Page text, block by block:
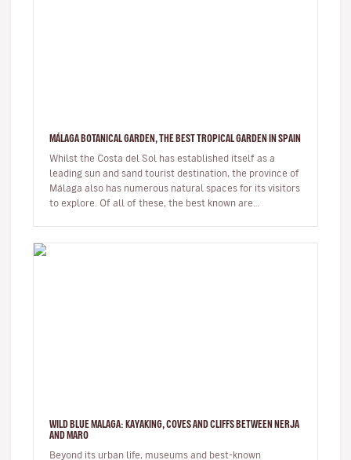
MÁLAGA BOTANICAL GARDEN, THE BEST TROPICAL GARDEN IN SPAIN
Whilst the Costa del Sol has established itself as a
leading sun and sand tourist destination, the province of
Málaga also has numerous natural spaces for its visitors
to explore. Of all of these, the best known are
WILD BLUE MALAGA: KAYAKING, COVES AND CLIFFS BETWEEN NERJA
AND MARO
Beyond its urban life, museums and best-known